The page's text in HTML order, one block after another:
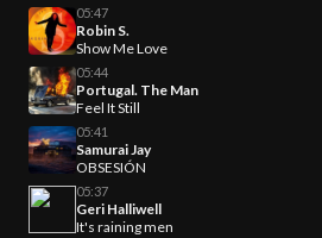
05:47
Robin S.
Show Me Love
05:44
Portugal. The Man
Feel It Still
05:41
Samurai Jay
OBSESIÓN
05:37
Geri Halliwell
It's raining men